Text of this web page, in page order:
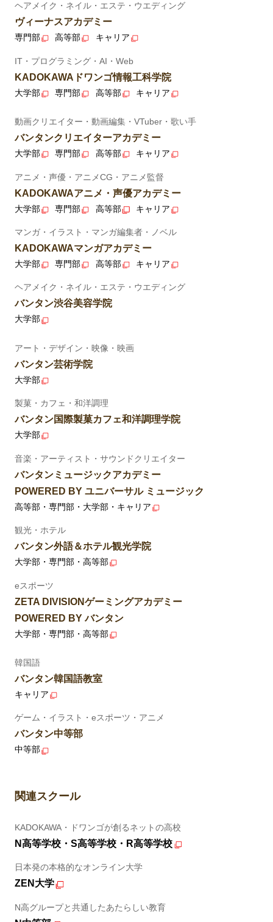
ヘアメイク・ネイル・エステ・ウエディング
ヴィーナスアカデミー
専門部 高等部 キャリア
IT・プログラミング・AI・Web
KADOKAWAドワンゴ情報工科学院
大学部 専門部 高等部 キャリア
動画クリエイター・動画編集・VTuber・歌い手
バンタンクリエイターアカデミー
大学部 専門部 高等部 キャリア
アニメ・声優・アニメCG・アニメ監督
KADOKAWAアニメ・声優アカデミー
大学部 専門部 高等部 キャリア
マンガ・イラスト・マンガ編集者・ノベル
KADOKAWAマンガアカデミー
大学部 専門部 高等部 キャリア
ヘアメイク・ネイル・エステ・ウエディング
バンタン渋谷美容学院
大学部
アート・デザイン・映像・映画
バンタン芸術学院
大学部
製菓・カフェ・和洋調理
バンタン国際製菓カフェ和洋調理学院
大学部
音楽・アーティスト・サウンドクリエイター
バンタンミュージックアカデミー
POWERED BY ユニバーサル ミュージック
高等部・専門部・大学部・キャリア
観光・ホテル
バンタン外語＆ホテル観光学院
大学部・専門部・高等部
eスポーツ
ZETA DIVISIONゲーミングアカデミー
POWERED BY バンタン
大学部・専門部・高等部
韓国語
バンタン韓国語教室
キャリア
ゲーム・イラスト・eスポーツ・アニメ
バンタン中等部
中等部
関連スクール
KADOKAWA・ドワンゴが創るネットの高校
N高等学校・S高等学校・R高等学校
日本発の本格的なオンライン大学
ZEN大学
N高グループと共通したあたらしい教育